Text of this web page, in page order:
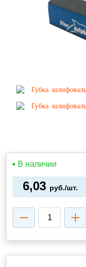
В наличии
6,03 руб./шт.